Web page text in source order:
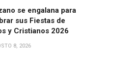
se engalana para
sus Fiestas de
y Cristianos 2026
8, 2026